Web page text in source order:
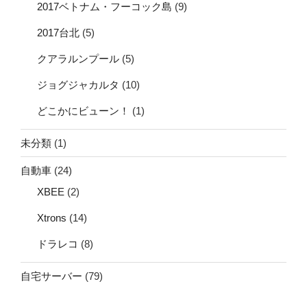
2017ベトナム・フーコック島 (9)
2017台北 (5)
クアラルンプール (5)
ジョグジャカルタ (10)
どこかにビューン！ (1)
未分類 (1)
自動車 (24)
XBEE (2)
Xtrons (14)
ドラレコ (8)
自宅サーバー (79)